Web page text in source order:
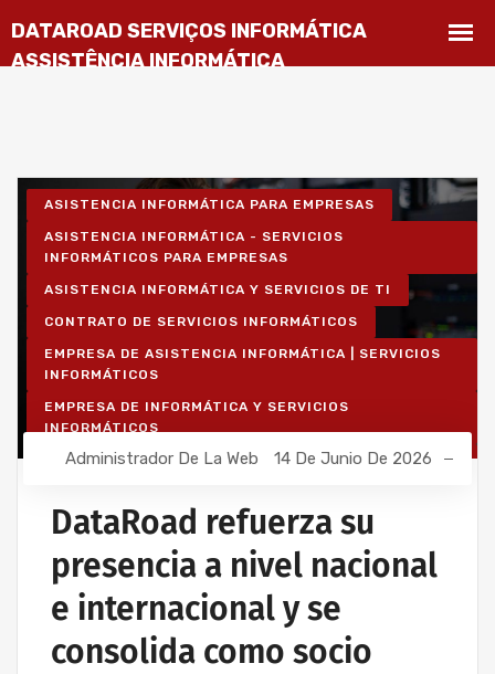
ASISTENCIA INFORMÁTICA PARA EMPRESAS
ASISTENCIA INFORMÁTICA - SERVICIOS
INFORMÁTICOS PARA EMPRESAS
ASISTENCIA INFORMÁTICA Y SERVICIOS DE TI
CONTRATO DE SERVICIOS INFORMÁTICOS
EMPRESA DE ASISTENCIA INFORMÁTICA | SERVICIOS
INFORMÁTICOS
EMPRESA DE INFORMÁTICA Y SERVICIOS
INFORMÁTICOS
INSTALACIÓN DE REDES INALÁMBRICAS PARA
INSTALACIÓN DE REDES INFORMÁTICAS
INALÁMBRICAS
IT UNLIMITED - SERVICIOS INFORMÁTICOS
MANTENIMIENTO INFORMÁTICO PARA EMPRESAS
PROYECTOS DE CABLEADO Y REDES INFORMÁTICAS
Administrador De La Web 14 De Junio De 2026
DataRoad refuerza su
presencia a nivel nacional
e internacional y se
consolida como socio